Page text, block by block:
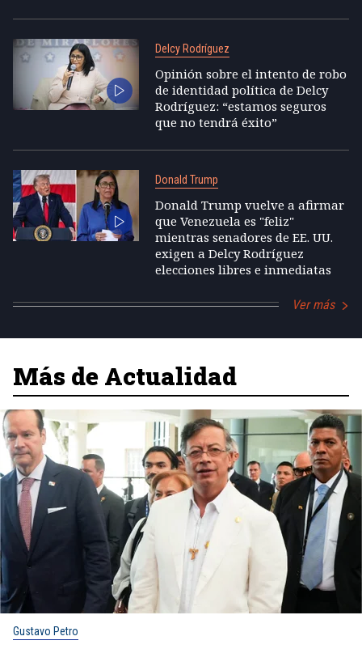
Delcy Rodríguez
Opinión sobre el intento de robo
de identidad política de Delcy
Rodríguez: “estamos seguros
que no tendrá éxito”
Donald Trump
Donald Trump vuelve a afirmar
que Venezuela es "feliz"
mientras senadores de EE. UU.
exigen a Delcy Rodríguez
elecciones libres e inmediatas
Ver más
Más de Actualidad
Gustavo Petro